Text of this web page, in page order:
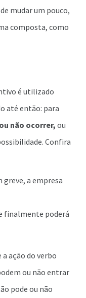
mudar um pouco,
composta, como
é utilizado
até então: para
não ocorrer, ou
Confira
greve, a empresa
finalmente poderá
a ação do verbo
ou não entrar
pode ou não